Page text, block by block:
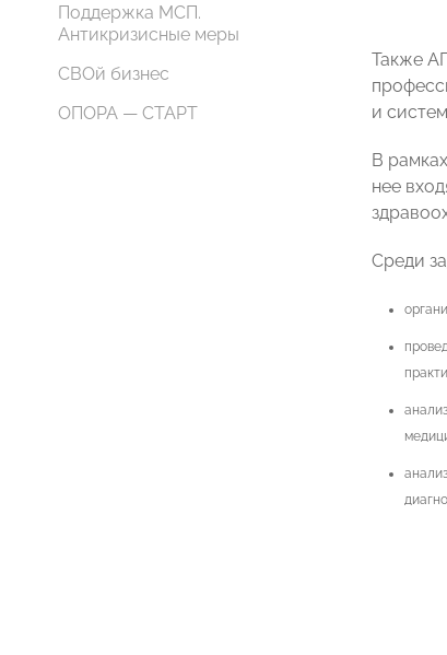
Поддержка МСП.
Антикризисные меры
СВОй бизнес
ОПОРА — СТАРТ
Также
и
В
нее
Среди